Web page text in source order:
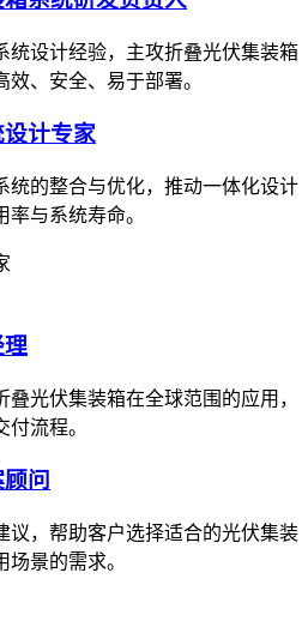
统设计经验，主攻折叠光伏集装箱
、安全、易于部署。
计专家
统的整合与优化，推动一体化设计
与系统寿命。
理
光伏集装箱在全球范围的应用，
流程。
问
议，帮助客户选择适合的光伏集装
景的需求。